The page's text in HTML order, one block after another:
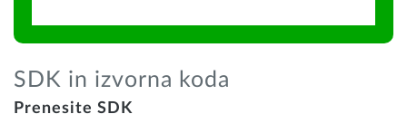
SDK in izvorna koda
Prenesite SDK